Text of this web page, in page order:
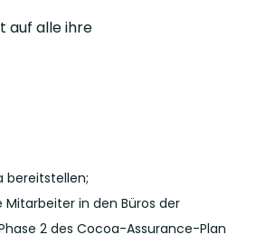
auf alle ihre
bereitstellen;
in den Büros der
2 des Cocoa-Assurance-Plan